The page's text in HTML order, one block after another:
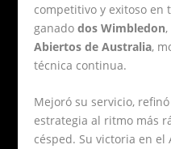
competitivo y exitoso en
ganadodos Wimbledon,
Abiertos de Australia,
técnica continua.
Mejoró su servicio,
estrategia al ritmo más
césped. Su victoria en